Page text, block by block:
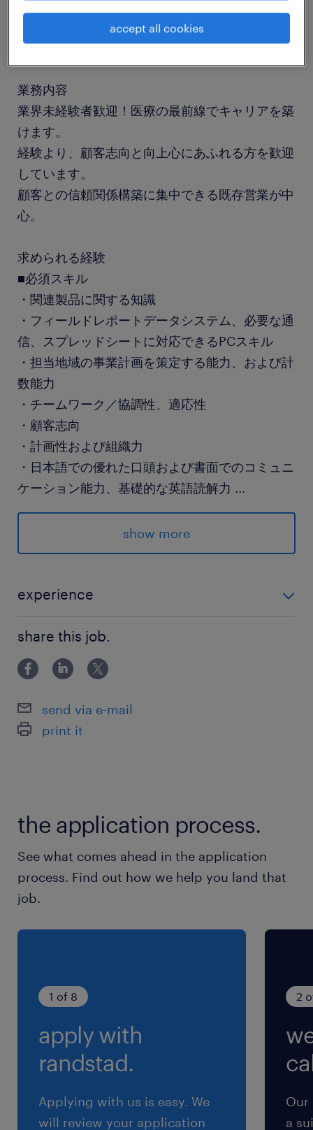
営業(MR、MS、医療機器)、営業推進
業務内容
業界未経験者歓迎！医療の最前線でキャリアを築
けます。
経験より、顧客志向と向上心にあふれる方を歓迎
しています。
顧客との信頼関係構築に集中できる既存営業が中
心。
求められる経験
■必須スキル
・関連製品に関する知識
・フィールドレポートデータシステム、必要な通
信、スプレッドシートに対応できるPCスキル
・担当地域の事業計画を策定する能力、および計
数能力
・チームワーク／協調性、適応性
・顧客志向
・計画性および組織力
・日本語での優れた口頭および書面でのコミュニ
ケーション能力、基礎的な英語読解力 ...
■必要な知識・学歴
・学位または同等の資格
れば尚可
保険
健康保険 厚生年金保険 雇用保険
土曜日 日曜日 祝日
賞与
雇用期間
期間の定めなし
show more
experience
ポートデータシステム、必要な通信、スプレッドシー
トに対応できるPCスキル ・担当地域の事業計画を策定
する能力、および計数能力 ・チームワーク／協調性
share this job.
send via e-mail
print it
the application process.
See what comes ahead in the application
process. Find out how we help you land that
job.
1 of 8
apply with
randstad.
Applying with us is easy. We
will review your application
2
Our
a
accept all cookies